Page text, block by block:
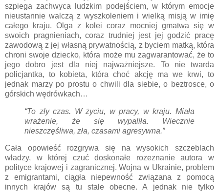
szpiega zachwyca ludzkim podejściem, w którym emocje
nieustannie walczą z wyszkoleniem i wielką misją w imię
całego kraju. Olga z kolei coraz mocniej gmatwa się w
swoich pragnieniach, coraz trudniej jest jej godzić pracę
zawodową z jej własną prywatnością, z byciem matką, która
chroni swoje dziecko, która może mu zagwarantować, że to
jego dobro jest dla niej najważniejsze. To nie twarda
policjantka, to kobieta, która choć akcję ma we krwi, to
jednak marzy po prostu o chwili dla siebie, o beztrosce, o
górskich wędrówkach…
“To zły czas. W życiu, w pracy, w kraju. Miała
wrażenie, że się wypaliła. Wiecznie
nieszczęśliwa, zła, czasami agresywna.”
Cała opowieść rozgrywa się na wysokich szczeblach
władzy, w której czuć doskonałe rozeznanie autora w
polityce krajowej i zagranicznej. Wojna w Ukrainie, problem
z emigrantami, ciągła niepewność związana z pomocą
innych krajów są tu stale obecne. A jednak nie tylko